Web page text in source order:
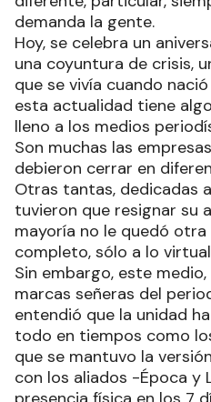
demanda la gente.
Hoy, se celebra un
una coyuntura de crisis,
que se vivía cuando nació
esta actualidad tiene
lleno a los medios
Son muchas las
debieron cerrar en
Otras tantas, dedicadas
tuvieron que resignar su
mayoría no le quedó
completo, sólo a lo
Sin embargo, este
marcas señeras del
entendió que la unidad
todo en tiempos como
que se mantuvo la
con los aliados -Época y